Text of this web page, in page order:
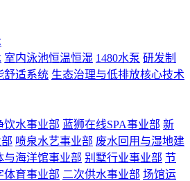
室内泳池恒温恒湿 1480水泵 研发制
舒适系统 生态治理与低排放核心技术
饮水事业部 蓝狮在线SPA事业部 新
喷泉水艺事业部 废水回用与湿地建
与海洋馆事业部 别墅行业事业部 节
体育事业部 二次供水事业部 场馆运